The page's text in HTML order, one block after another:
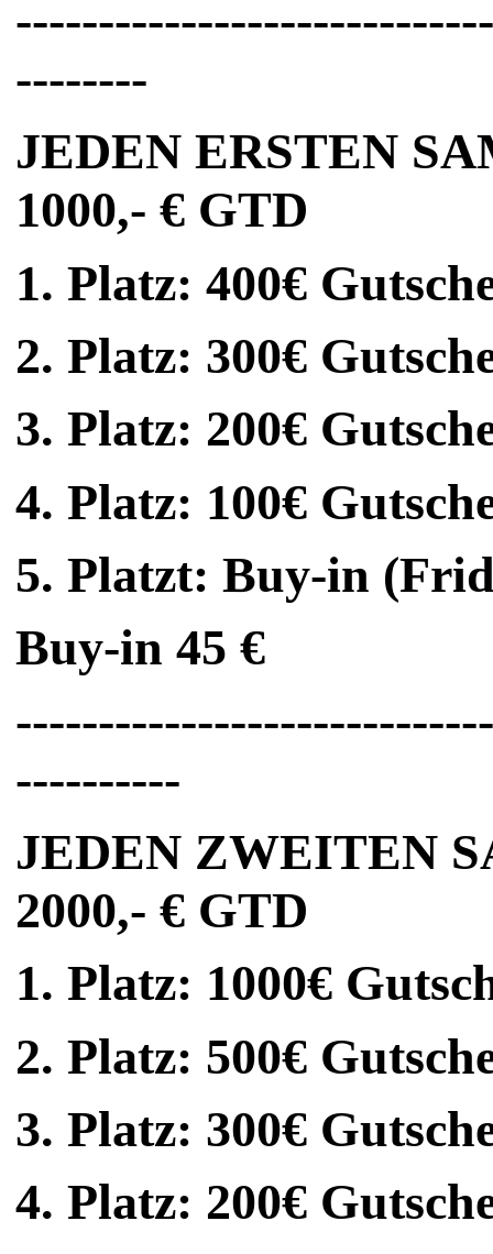
--------
JEDEN ERSTEN
1000,- € GTD
1. Platz: 400€
2. Platz: 300€
3. Platz: 200€
4. Platz: 100€
5. Platzt: Buy-in
Buy-in 45 €
----------
JEDEN ZWEITEN
2000,- € GTD
1. Platz: 1000€
2. Platz: 500€
3. Platz: 300€
4. Platz: 200€